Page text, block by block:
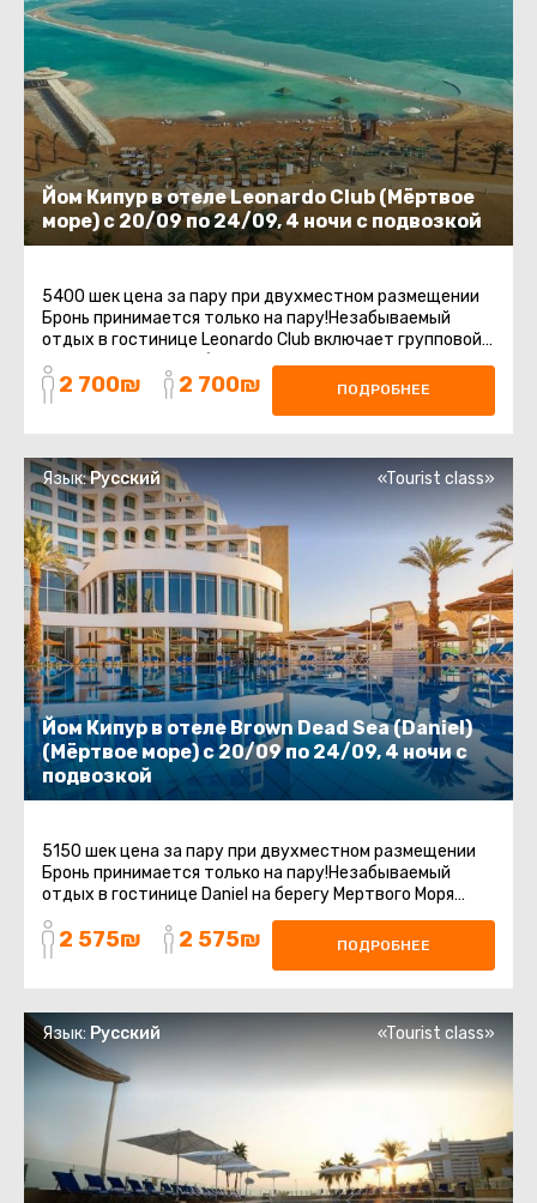
Йом Кипур в отеле Leonardo Club (Мёртвое
море) с 20/09 по 24/09, 4 ночи с подвозкой
5400 шек цена за пару при двухместном размещении
Бронь принимается только на пару!Незабываемый
отдых в гостинице Leonardo Club включает групповой
трансфер с точки сбора до ...
2 700₪ 2 700₪ ПОДРОБНЕЕ
Йом Кипур в отеле Brown Dead Sea (Daniel)
(Мёртвое море) с 20/09 по 24/09, 4 ночи с
подвозкой
Язык:Русский «Tourist class»
5150 шек цена за пару при двухместном размещении
Бронь принимается только на пару!Незабываемый
отдых в гостинице Daniel на берегу Мертвого Моря
включает групповой трансфер ...
2 575₪ 2 575₪ ПОДРОБНЕЕ
Язык: Русский «Tourist class»